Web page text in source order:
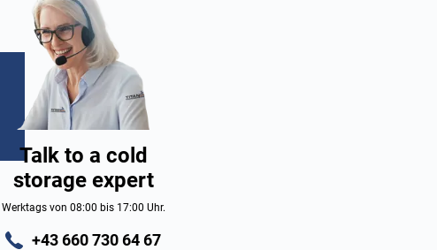
Talk to a cold
storage expert
Werktags von 08:00 bis 17:00 Uhr.
+43 660 730 64 67